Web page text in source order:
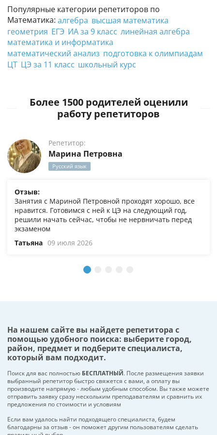
Популярные категории репетиторов по
Математика: алгебра высшая математика
геометрия ЕГЭ ИА за 9 класс линейная алгебра
математика и информатика
математический анализ подготовка к олимпиадам
ЦТ ЦЭ за 11 класс школьный курс
Более 1500 родителей оценили
работу репетиторов
Репетитор:
Марина Петровна
Русский язык
Отзыв:
Занятия с Мариной Петровной проходят хорошо, все
нравится. Готовимся с ней к ЦЭ на следующий год,
решили начать сейчас, чтобы не нервничать перед
экзаменом
Татьяна 09 июля 2026
На нашем сайте вы найдете репетитора с
помощью удобного поиска: выберите город,
район, предмет и подберите специалиста,
который вам подходит.
Поиск для вас полностью БЕСПЛАТНЫЙ. После размещения заявки
выбранный репетитор быстро свяжется с вами, а оплату вы
производите напрямую - любым удобным способом. Вы также можете
отправить заявку сразу нескольким преподавателям и сравнить их
предложения по стоимости и условиям
Если вам удалось найти подходящего специалиста, будем
благодарны за отзыв - он поможет другим пользователям сделать